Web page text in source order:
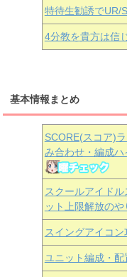
特待生勧誘でUR/
4分教を貴方は信
基本情報まとめ
SCORE(スコア)
み合わせ・編成ハ
スクールアイド
ット上限解放のや
スイングアイコン
ユニット編成・